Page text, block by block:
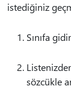
istediğiniz
Sınıfa
sözcükle